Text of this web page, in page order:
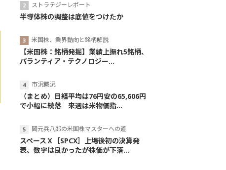
ストラテジーレポート
半導体株の調整は底値をつけたか
米国株、業界動向と銘柄解説
【米国株：銘柄発掘】業績上振れ5銘柄、
パランティア・テクノロジー...
市況概況
（まとめ）日経平均は76円安の65,606円
で小幅に続落 来週は米物価指...
岡元兵八郎の米国株マスターへの道
スペースＸ［SPCX］上場後初の決算発
表、数字は良かったが株価が下落...